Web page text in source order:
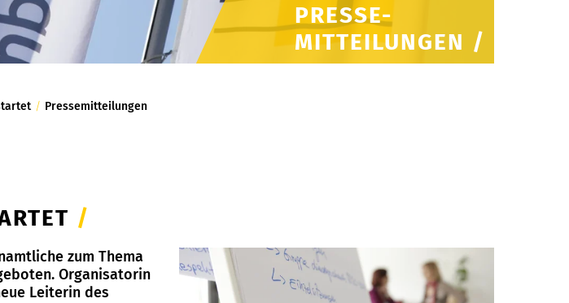
PRESSE-
MITTEILUNGEN /
/ Pressemitteilungen
/
zum Thema
Organisatorin
Leiterin des